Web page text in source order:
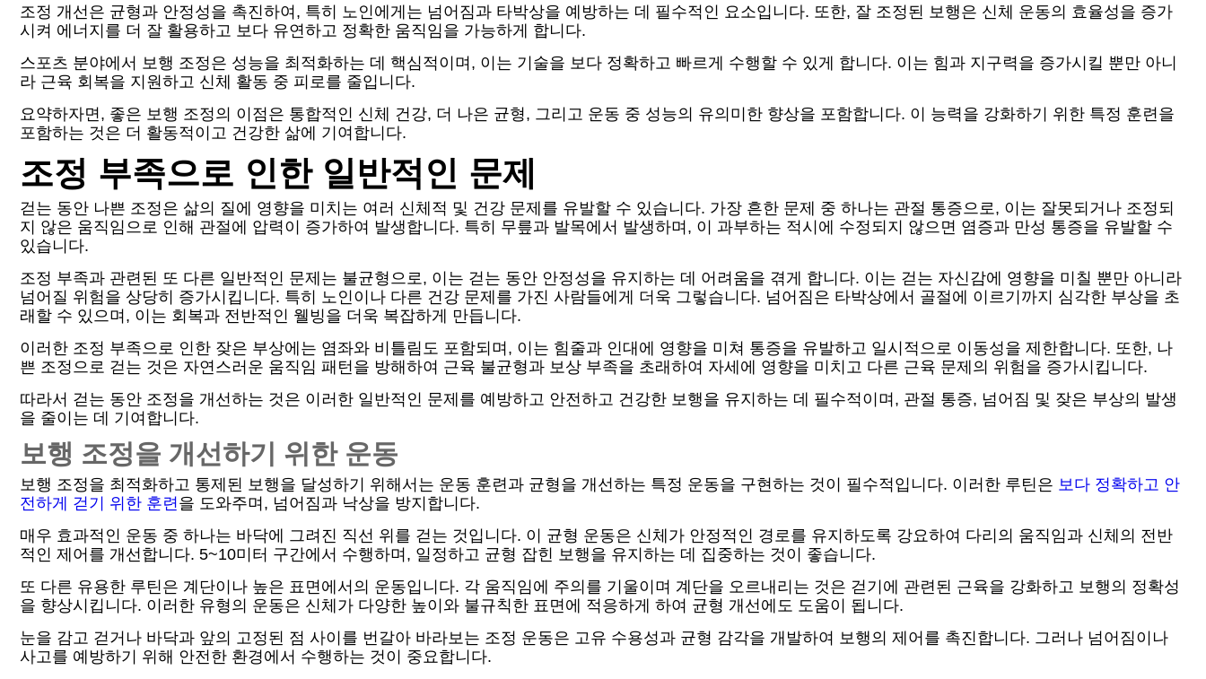
조정 개선은 균형과 안정성을 촉진하여, 특히 노인에게는 넘어짐과 타박상을 예방하는 데 필수적인 요소입니다. 또한, 잘 조정된 보행은 신체 운동의 효율성을 증가
시켜 에너지를 더 잘 활용하고 보다 유연하고 정확한 움직임을 가능하게 합니다.
스포츠 분야에서 보행 조정은 성능을 최적화하는 데 핵심적이며, 이는 기술을 보다 정확하고 빠르게 수행할 수 있게 합니다. 이는 힘과 지구력을 증가시킬 뿐만 아니
라 근육 회복을 지원하고 신체 활동 중 피로를 줄입니다.
요약하자면, 좋은 보행 조정의 이점은 통합적인 신체 건강, 더 나은 균형, 그리고 운동 중 성능의 유의미한 향상을 포함합니다. 이 능력을 강화하기 위한 특정 훈련을
포함하는 것은 더 활동적이고 건강한 삶에 기여합니다.
조정 부족으로 인한 일반적인 문제
걷는 동안 나쁜 조정은 삶의 질에 영향을 미치는 여러 신체적 및 건강 문제를 유발할 수 있습니다. 가장 흔한 문제 중 하나는 관절 통증으로, 이는 잘못되거나 조정되
지 않은 움직임으로 인해 관절에 압력이 증가하여 발생합니다. 특히 무릎과 발목에서 발생하며, 이 과부하는 적시에 수정되지 않으면 염증과 만성 통증을 유발할 수
있습니다.
조정 부족과 관련된 또 다른 일반적인 문제는 불균형으로, 이는 걷는 동안 안정성을 유지하는 데 어려움을 겪게 합니다. 이는 걷는 자신감에 영향을 미칠 뿐만 아니라
넘어질 위험을 상당히 증가시킵니다. 특히 노인이나 다른 건강 문제를 가진 사람들에게 더욱 그렇습니다. 넘어짐은 타박상에서 골절에 이르기까지 심각한 부상을 초
래할 수 있으며, 이는 회복과 전반적인 웰빙을 더욱 복잡하게 만듭니다.
이러한 조정 부족으로 인한 잦은 부상에는 염좌와 비틀림도 포함되며, 이는 힘줄과 인대에 영향을 미쳐 통증을 유발하고 일시적으로 이동성을 제한합니다. 또한, 나
쁜 조정으로 걷는 것은 자연스러운 움직임 패턴을 방해하여 근육 불균형과 보상 부족을 초래하여 자세에 영향을 미치고 다른 근육 문제의 위험을 증가시킵니다.
따라서 걷는 동안 조정을 개선하는 것은 이러한 일반적인 문제를 예방하고 안전하고 건강한 보행을 유지하는 데 필수적이며, 관절 통증, 넘어짐 및 잦은 부상의 발생
을 줄이는 데 기여합니다.
보행 조정을 개선하기 위한 운동
보행 조정을 최적화하고 통제된 보행을 달성하기 위해서는 운동 훈련과 균형을 개선하는 특정 운동을 구현하는 것이 필수적입니다. 이러한 루틴은 보다 정확하고 안
전하게 걷기 위한 훈련을 도와주며, 넘어짐과 낙상을 방지합니다.
매우 효과적인 운동 중 하나는 바닥에 그려진 직선 위를 걷는 것입니다. 이 균형 운동은 신체가 안정적인 경로를 유지하도록 강요하여 다리의 움직임과 신체의 전반
적인 제어를 개선합니다. 5~10미터 구간에서 수행하며, 일정하고 균형 잡힌 보행을 유지하는 데 집중하는 것이 좋습니다.
또 다른 유용한 루틴은 계단이나 높은 표면에서의 운동입니다. 각 움직임에 주의를 기울이며 계단을 오르내리는 것은 걷기에 관련된 근육을 강화하고 보행의 정확성
을 향상시킵니다. 이러한 유형의 운동은 신체가 다양한 높이와 불규칙한 표면에 적응하게 하여 균형 개선에도 도움이 됩니다.
눈을 감고 걷거나 바닥과 앞의 고정된 점 사이를 번갈아 바라보는 조정 운동은 고유 수용성과 균형 감각을 개발하여 보행의 제어를 촉진합니다. 그러나 넘어짐이나
사고를 예방하기 위해 안전한 환경에서 수행하는 것이 중요합니다.